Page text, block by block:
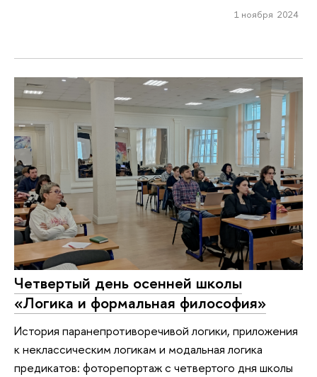
1 ноября 2024
Четвертый день осенней школы
«Логика и формальная философия»
История паранепротиворечивой логики, приложения
к неклассическим логикам и модальная логика
предикатов: фоторепортаж с четвертого дня школы